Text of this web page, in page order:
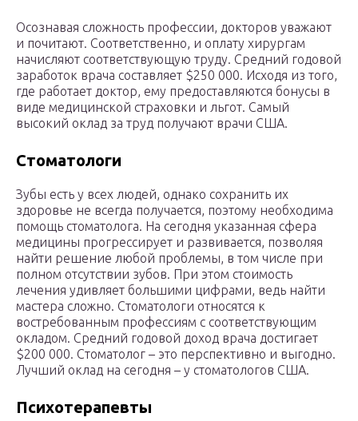
Осознавая сложность профессии, докторов уважают
и почитают. Соответственно, и оплату хирургам
начисляют соответствующую труду. Средний годовой
заработок врача составляет $250 000. Исходя из того,
где работает доктор, ему предоставляются бонусы в
виде медицинской страховки и льгот. Самый
высокий оклад за труд получают врачи США.
Стоматологи
Зубы есть у всех людей, однако сохранить их
здоровье не всегда получается, поэтому необходима
помощь стоматолога. На сегодня указанная сфера
медицины прогрессирует и развивается, позволяя
найти решение любой проблемы, в том числе при
полном отсутствии зубов. При этом стоимость
лечения удивляет большими цифрами, ведь найти
мастера сложно. Стоматологи относятся к
востребованным профессиям с соответствующим
окладом. Средний годовой доход врача достигает
$200 000. Стоматолог – это перспективно и выгодно.
Лучший оклад на сегодня – у стоматологов США.
Психотерапевты